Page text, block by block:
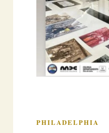
PHILADELPHIA